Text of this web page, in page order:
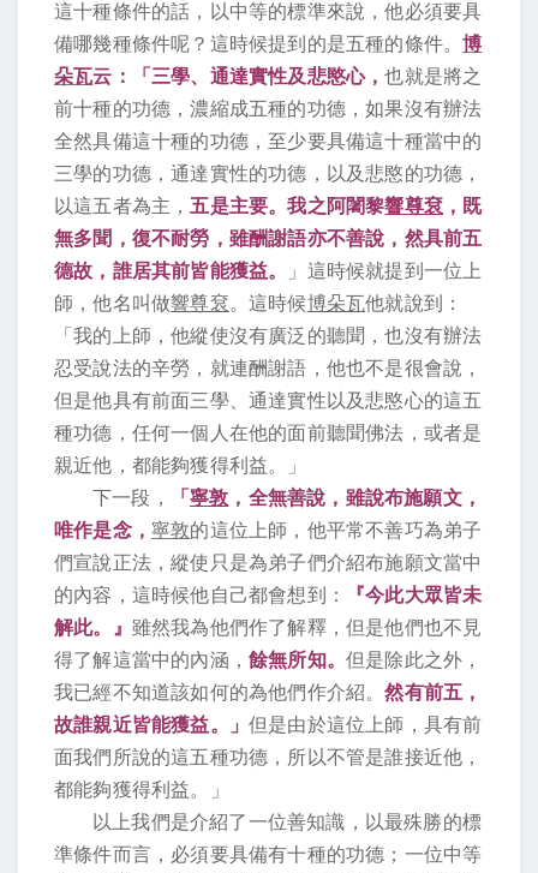
這十種條件的話，以中等的標準來說，他必須要具
備哪幾種條件呢？這時候提到的是五種的條件。博
朵瓦云：「三學、通達實性及悲愍心，也就是將之
前十種的功德，濃縮成五種的功德，如果沒有辦法
全然具備這十種的功德，至少要具備這十種當中的
三學的功德，通達實性的功德，以及悲愍的功德，
以這五者為主， 五是主要。我之阿闍黎響尊袞 ，既
無多聞，復不耐勞，雖酬謝語亦不善說，然具前五
德故，誰居其前皆能獲益。
」這時候就提到一位上
師，他名叫做響尊袞。這時候博朵瓦他就說到：
「我的上師，他縱使沒有廣泛的聽聞，也沒有辦法
忍受說法的辛勞，就連酬謝語，他也不是很會說，
但是他具有前面三學、通達實性以及悲愍心的這五
種功德，任何一個人在他的面前聽聞佛法，或者是
親近他，都能夠獲得利益。」
下一段，
「寧敦 ，全無善說，雖說布施願文，
唯作是念， 寧敦的這位上師，他平常不善巧為弟子
們宣說正法，縱使只是為弟子們介紹布施願文當中
的內容，這時候他自己都會想到：
『今此大眾皆未
解此。』 雖然我為他們作了解釋，但是他們也不見
得了解這當中的內涵， 餘無所知。 但是除此之外，
我已經不知道該如何的為他們作介紹。然有前五，
故誰親近皆能獲益。」 但是由於這位上師，具有前
面我們所說的這五種功德，所以不管是誰接近他，
都能夠獲得利益。」
以上我們是介紹了一位善知識，以最殊勝的標
準條件而言，必須要具備有十種的功德；一位中等